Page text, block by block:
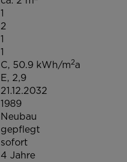
1
2
1
1
C, 50.9 kWh/m2a
E, 2,9
21.12.2032
1989
Neubau
gepflegt
sofort
4 Jahre